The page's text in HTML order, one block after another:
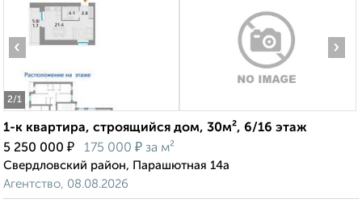
2/1
‹ ›
1-к квартира, строящийся дом, 30м², 6/16 этаж
5 250 000 ₽ 175 000 ₽ за м²
Свердловский район, Парашютная 14а
Агентство, 08.08.2026